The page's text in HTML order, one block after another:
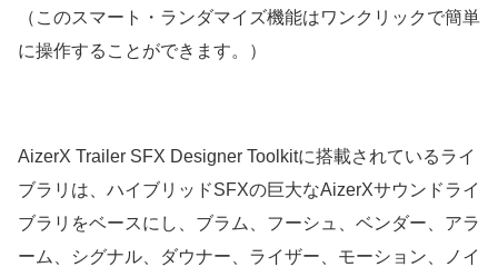
（このスマート・ランダマイズ機能はワンクリックで簡単
に操作することができます。）
AizerX Trailer SFX Designer Toolkitに搭載されているライ
ブラリは、ハイブリッドSFXの巨大なAizerXサウンドライ
ブラリをベースにし、ブラム、フーシュ、ベンダー、アラ
ーム、シグナル、ダウナー、ライザー、モーション、ノイ